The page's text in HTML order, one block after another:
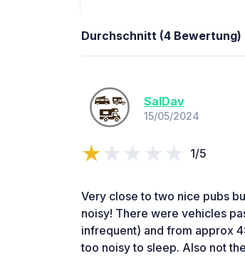
Durchschnitt (4 Bewertung)
SalDav
15/05/2024
1/5
Very close to two nice pubs
noisy! There were vehicles
infrequent) and from approx
too noisy to sleep. Also not